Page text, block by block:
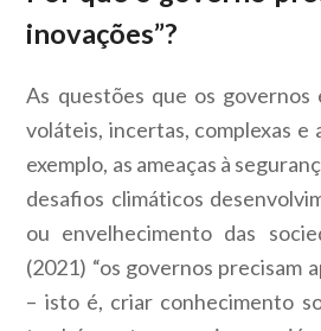
inovações”?
As questões que os
voláteis, incertas, complexas e
exemplo, as ameaças à
desafios climáticos
ou envelhecimento das
(2021) “os governos precisam
– isto é, criar conhecimento